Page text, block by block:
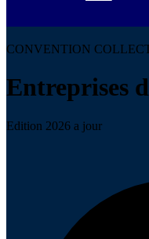
CONVENTION
Entreprises
Edition 2026 a jour